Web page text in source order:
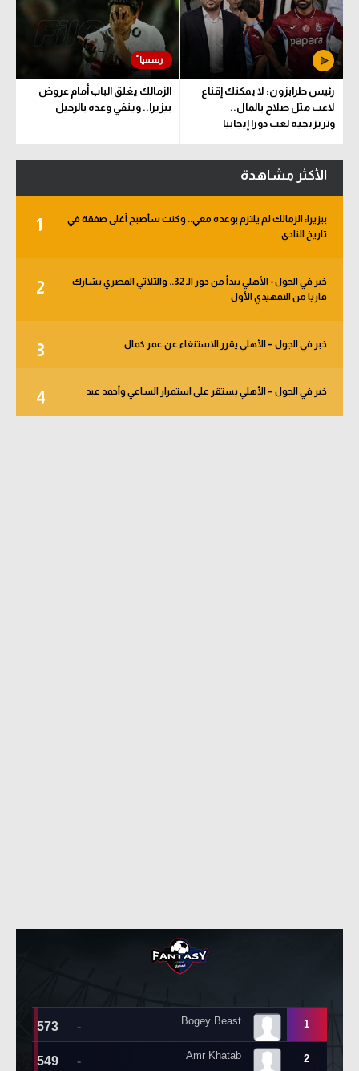
رئيس طرابزون: لا يمكنك إقناع
لاعب مثل صلاح بالمال..
وتريزيجيه لعب دورا إيجابيا
الزمالك يغلق الباب أمام عروض
بيزيرا.. وينفي وعده بالرحيل
الأكثر مشاهدة
1
بيزيرا: الزمالك لم يلتزم بوعده معي.. وكنت سأصبح أغلى صفقة في
تاريخ النادي
2
خبر في الجول - الأهلي يبدأ من دور الـ 32.. والثلاثي المصري يشارك
قاريا من التمهيدي الأول
3 خبر في الجول – الأهلي يقرر الاستنغاء عن عمر كمال
4 خبر في الجول – الأهلي يستقر على استمرار الساعي وأحمد عيد